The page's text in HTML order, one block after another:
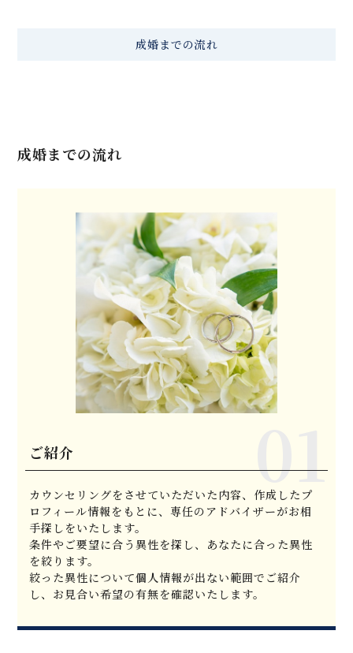
成婚までの流れ
成婚までの流れ
ご紹介
カウンセリングをさせていただいた内容、作成したプ
ロフィール情報をもとに、専任のアドバイザーがお相
手探しをいたします。
条件やご要望に合う異性を探し、あなたに合った異性
を絞ります。
絞った異性について個人情報が出ない範囲でご紹介
し、お見合い希望の有無を確認いたします。